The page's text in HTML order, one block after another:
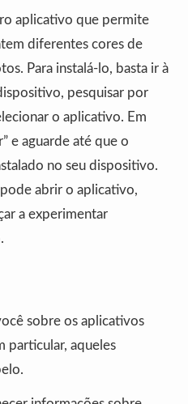
aplicativo que permite
diferentes cores de
Para instalá-lo, basta ir à
pesquisar por
o aplicativo. Em
e aguarde até que o
no seu dispositivo.
abrir o aplicativo,
a experimentar
sobre os aplicativos
particular, aqueles